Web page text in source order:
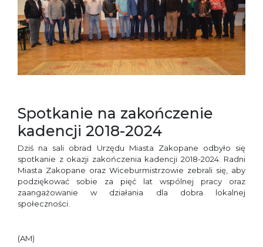
Spotkanie na zakończenie
kadencji 2018-2024
Dziś na sali obrad Urzędu Miasta Zakopane odbyło się
spotkanie z okazji zakończenia kadencji 2018-2024. Radni
Miasta Zakopane oraz Wiceburmistrzowie zebrali się, aby
podziękować sobie za pięć lat wspólnej pracy oraz
zaangażowanie w działania dla dobra lokalnej
społeczności.
(AM)